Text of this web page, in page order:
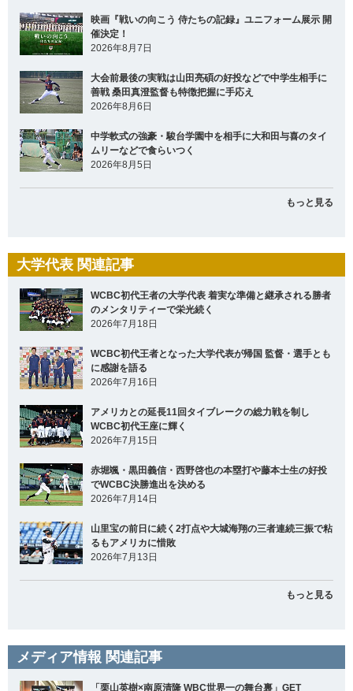
映画『戦いの向こう 侍たちの記録』ユニフォーム展示 開
催決定！
2026年8月7日
大会前最後の実戦は山田亮碩の好投などで中学生相手に
善戦 桑田真澄監督も特徴把握に手応え
2026年8月6日
中学軟式の強豪・駿台学園中を相手に大和田与喜のタイ
ムリーなどで食らいつく
2026年8月5日
もっと見る
大学代表 関連記事
WCBC初代王者の大学代表 着実な準備と継承される勝者
のメンタリティーで栄光続く
2026年7月18日
WCBC初代王者となった大学代表が帰国 監督・選手とも
に感謝を語る
2026年7月16日
アメリカとの延長11回タイブレークの総力戦を制し
WCBC初代王座に輝く
2026年7月15日
赤堀颯・黒田義信・西野啓也の本塁打や藤本士生の好投
でWCBC決勝進出を決める
2026年7月14日
山里宝の前日に続く2打点や大城海翔の三者連続三振で粘
るもアメリカに惜敗
2026年7月13日
もっと見る
メディア情報 関連記事
「栗山英樹×南原清隆 WBC世界一の舞台裏」GET